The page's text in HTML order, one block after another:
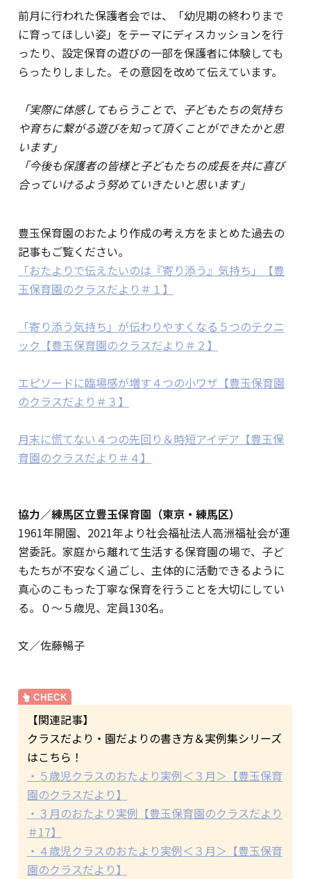
前月に行われた保護者会では、「幼児期の終わりまで
に育ってほしい姿」をテーマにディスカッションを行
ったり、設定保育の遊びの一部を保護者に体験しても
らったりしました。その意図を改めて伝えています。
「実際に体感してもらうことで、子どもたちの気持ち
や育ちに繋がる遊びを知って頂くことができたかと思
います」
「今後も保護者の皆様と子どもたちの成長を共に喜び
合っていけるよう努めていきたいと思います」
豊玉保育園のおたより作成の考え方をまとめた過去の
記事もご覧ください。
「おたよりで伝えたいのは『寄り添う』気持ち」【豊
玉保育園のクラスだより＃１】
「寄り添う気持ち」が伝わりやすくなる５つのテクニ
ック【豊玉保育園のクラスだより＃２】
エピソードに臨場感が増す４つの小ワザ【豊玉保育園
のクラスだより＃３】
月末に慌てない４つの先回り＆時短アイデア【豊玉保
育園のクラスだより＃４】
協力／練馬区立豊玉保育園（東京・練馬区）
1961年開園、2021年より社会福祉法人高洲福祉会が運
営委託。家庭から離れて生活する保育園の場で、子ど
もたちが不安なく過ごし、主体的に活動できるように
真心のこもった丁寧な保育を行うことを大切にしてい
る。０～５歳児、定員130名。
文／佐藤暢子
【関連記事】
クラスだより・園だよりの書き方＆実例集シリーズ
はこちら！
・５歳児クラスのおたより実例＜３月＞【豊玉保育
園のクラスだより】
・３月のおたより実例【豊玉保育園のクラスだより
＃17】
・４歳児クラスのおたより実例＜３月＞【豊玉保育
園のクラスだより】